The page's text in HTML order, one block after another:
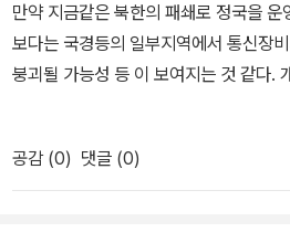
만약 지금같은 북한의 패쇄로 정국을 운
보다는 국경등의 일부지역에서 통신장
붕괴될 가능성 등 이 보여지는 것 같다.
공감 (0) 댓글 (0)